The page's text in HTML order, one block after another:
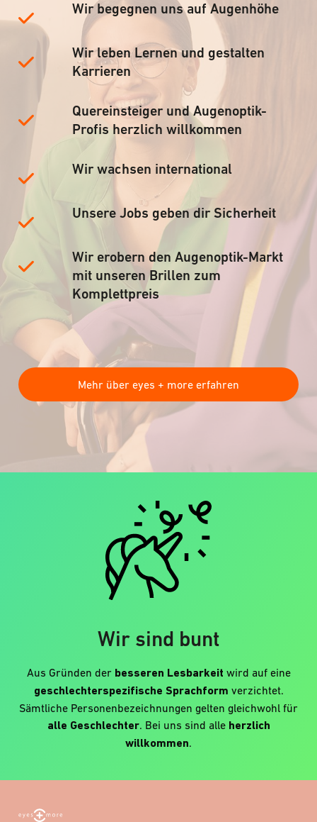
Wir begegnen uns auf Augenhöhe
Wir leben Lernen und gestalten
Karrieren
Quereinsteiger und Augenoptik-
Profis herzlich willkommen
Wir wachsen international
Unsere Jobs geben dir Sicherheit
Wir erobern den Augenoptik-Markt
mit unseren Brillen zum
Komplettpreis
Mehr über eyes + more erfahren
Wir sind bunt
Aus Gründen der besseren Lesbarkeit wird auf eine
geschlechterspezifische Sprachform verzichtet.
Sämtliche Personenbezeichnungen gelten gleichwohl für
alle Geschlechter. Bei uns sind alle herzlich
willkommen.